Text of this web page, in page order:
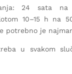
24 sata
10–15 h na
potrebno je
u svakom